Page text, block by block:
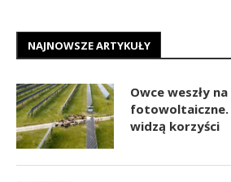
NAJNOWSZE ARTYKUŁY
Owce weszły
widzą korzyści